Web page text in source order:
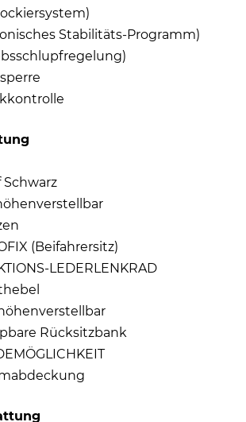
Stabilitäts-Programm)
(Beifahrersitz)
LEDERLENKRAD
Rücksitzbank